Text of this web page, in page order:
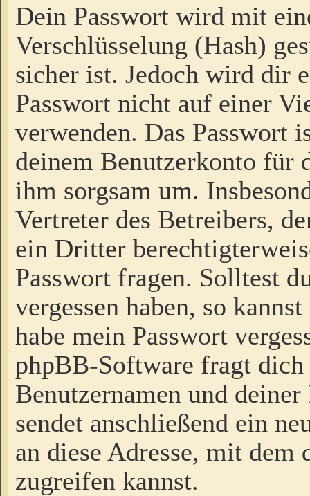
Dein Passwort wird mit
Verschlüsselung (Hash)
sicher ist. Jedoch wird dir
Passwort nicht auf einer
verwenden. Das Passwort
deinem Benutzerkonto für
ihm sorgsam um.
Vertreter des Betreibers,
ein Dritter
Passwort fragen. Solltest
vergessen haben, so
habe mein Passwort
phpBB-Software fragt dich
Benutzernamen und
sendet anschließend ein
an diese Adresse, mit dem
zugreifen kannst.